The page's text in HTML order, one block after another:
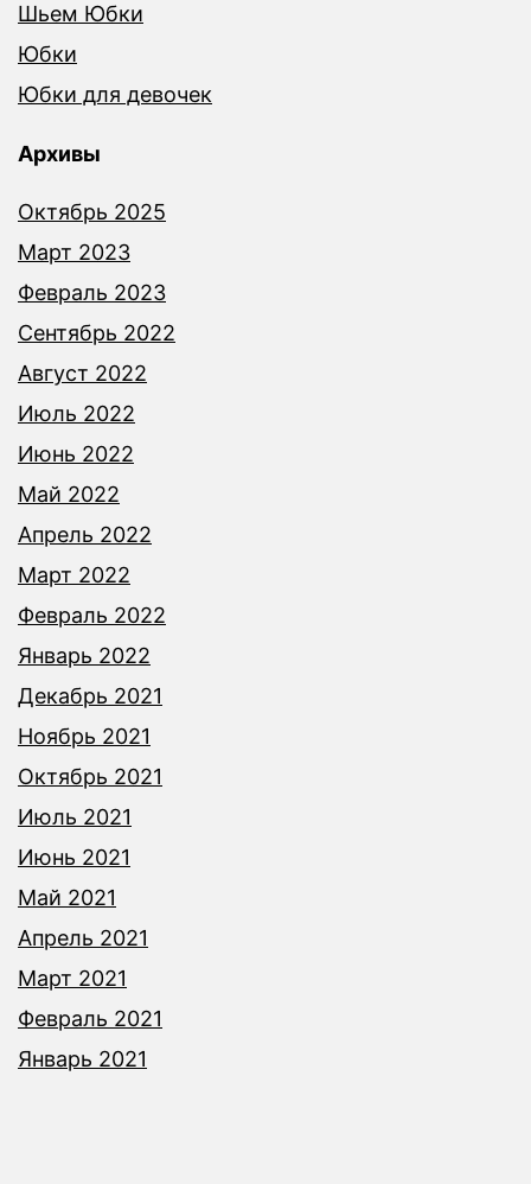
Шьем Юбки
Юбки
Юбки для девочек
Архивы
Октябрь 2025
Март 2023
Февраль 2023
Сентябрь 2022
Август 2022
Июль 2022
Июнь 2022
Май 2022
Апрель 2022
Март 2022
Февраль 2022
Январь 2022
Декабрь 2021
Ноябрь 2021
Октябрь 2021
Июль 2021
Июнь 2021
Май 2021
Апрель 2021
Март 2021
Февраль 2021
Январь 2021